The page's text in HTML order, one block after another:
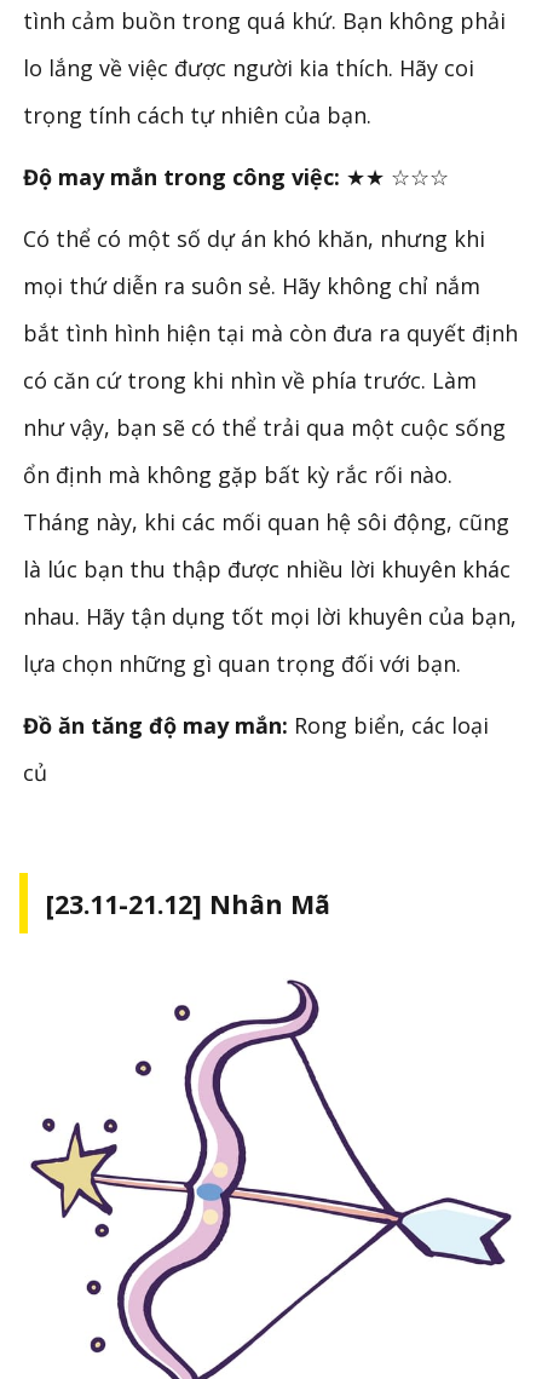
tình cảm buồn trong quá khứ. Bạn không phải
lo lắng về việc được người kia thích. Hãy coi
trọng tính cách tự nhiên của bạn.
Độ may mắn trong công việc: ★★ ☆☆☆
Có thể có một số dự án khó khăn, nhưng khi
mọi thứ diễn ra suôn sẻ. Hãy không chỉ nắm
bắt tình hình hiện tại mà còn đưa ra quyết định
có căn cứ trong khi nhìn về phía trước. Làm
như vậy, bạn sẽ có thể trải qua một cuộc sống
ổn định mà không gặp bất kỳ rắc rối nào.
Tháng này, khi các mối quan hệ sôi động, cũng
là lúc bạn thu thập được nhiều lời khuyên khác
nhau. Hãy tận dụng tốt mọi lời khuyên của bạn,
lựa chọn những gì quan trọng đối với bạn.
Đồ ăn tăng độ may mắn: Rong biển, các loại
củ
[23.11-21.12] Nhân Mã